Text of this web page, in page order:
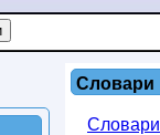
Словари
Словари